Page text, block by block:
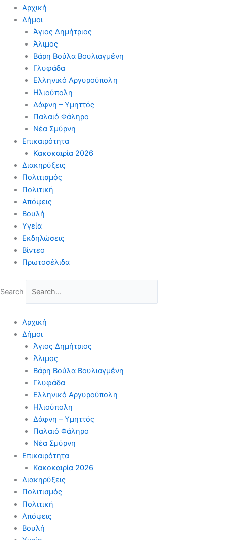
Αρχική
Δήμοι
Άγιος Δημήτριος
Άλιμος
Βάρη Βούλα Βουλιαγμένη
Γλυφάδα
Ελληνικό Αργυρούπολη
Ηλιούπολη
Δάφνη – Υμηττός
Παλαιό Φάληρο
Νέα Σμύρνη
Επικαιρότητα
Κακοκαιρία 2026
Διακηρύξεις
Πολιτισμός
Πολιτική
Απόψεις
Βουλή
Υγεία
Εκδηλώσεις
Βίντεο
Πρωτοσέλιδα
Search
Αρχική
Δήμοι
Άγιος Δημήτριος
Άλιμος
Βάρη Βούλα Βουλιαγμένη
Γλυφάδα
Ελληνικό Αργυρούπολη
Ηλιούπολη
Δάφνη – Υμηττός
Παλαιό Φάληρο
Νέα Σμύρνη
Επικαιρότητα
Κακοκαιρία 2026
Διακηρύξεις
Πολιτισμός
Πολιτική
Απόψεις
Βουλή